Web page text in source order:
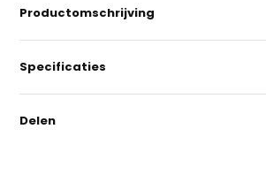
Productomschrijving
Specificaties
Delen